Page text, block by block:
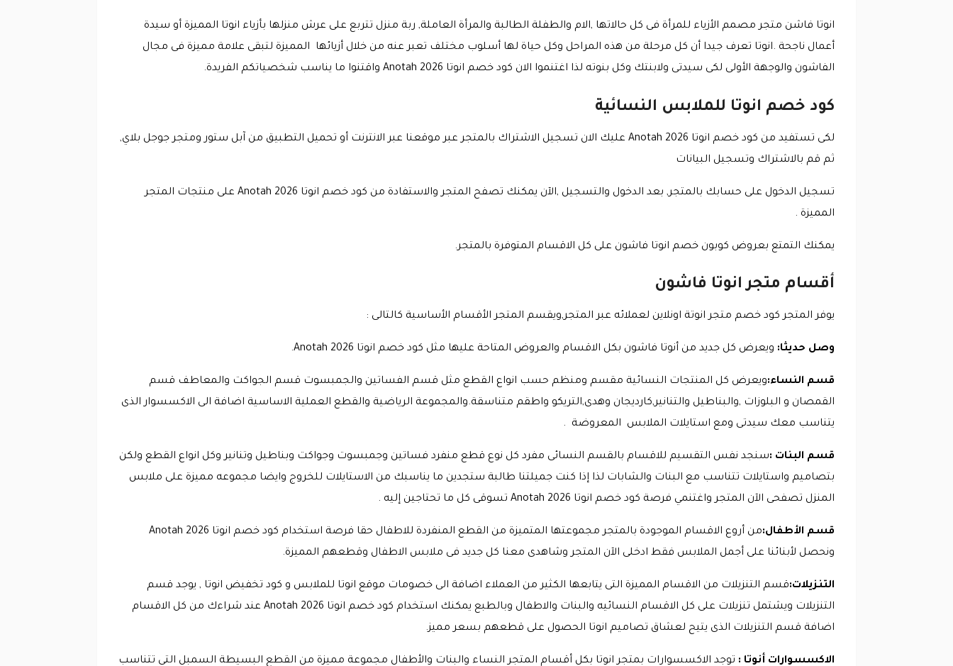
انوتا فاشن متجر مصمم الأزياء للمرأة فى كل حالاتها ,الام والطفلة الطالبة والمرأة العاملة, ربة منزل تتربع على عرش منزلها بأزياء انوتا المميزة أو سيدة
أعمال ناجحة .انوتا تعرف جيدا أن كل مرحلة من هذه المراحل وكل حياة لها أسلوب مختلف تعبر عنه من خلال أزيائها المميزة لتبقى علامة مميزة فى مجال
الفاشون والوجهة الأولى لكى سيدتى ولابنتك وكل بنوته لذا اغتنموا الان كود خصم انوتا Anotah 2026 واقتنوا ما يناسب شخصياتكم الفريدة.
كود خصم انوتا للملابس النسائية
لكى تستفيد من
كود خصم انوتا Anotah 2026 عليك الان تسجيل الاشتراك بالمتجر عبر موقعنا عبر الانترنت أو تحميل التطبيق من آبل ستور ومتجر جوجل بلاي,
ثم قم بالاشتراك وتسجيل البيانات
تسجيل الدخول على حسابك بالمتجر, بعد الدخول والتسجيل ,الآن يمكنك تصفح المتجر والاستفادة من كود خصم انوتا Anotah 2026 على منتجات المتجر
المميزة .
يمكنك التمتع بعروض كوبون خصم انوتا فاشون على كل الاقسام المتوفرة بالمتجر.
أقسام متجر انوتا فاشون
يوفر المتجر كود خصم متجر انوتة اونلاين لعملائه عبر المتجر,ويقسم المتجر الأقسام الأساسية كالتالى :
وصل حديثا: ويعرض كل جديد من أنوتا فاشون بكل الاقسام والعروض المتاحة عليها مثل كود خصم انوتا Anotah 2026.
قسم النساء:ويعرض كل المنتجات النسائية مقسم ومنظم حسب انواع القطع مثل قسم الفساتين والجمبسوت قسم الجواكت والمعاطف قسم
القمصان و البلوزات ,والبناطيل والتنانير,كارديجان وهدى,التريكو واطقم متناسقة.والمجموعة الرياضية والقطع العملية الاساسية اضافة الى الاكسسوار الذى
يتناسب معك سيدتى ومع استايلات الملابس المعروضة .
قسم البنات :سنجد نفس التقسيم للاقسام بالقسم النسائى مفرد كل نوع قطع منفرد فساتين وجمبسوت وجواكت وبناطيل وتنانير وكل انواع القطع ولكن
بتصاميم واستايلات تتناسب مع البنات والشابات لذا إذا كنت جميلتنا طالبة ستجدين ما يناسبك من الاستايلات للخروج وايضا مجموعه مميزة على ملابس
المنزل تصفحى الآن المتجر واغتنمي فرصة كود خصم انوتا Anotah 2026 تسوقى كل ما تحتاجين إليه .
قسم الأطفال:
من أروع الاقسام الموجودة بالمتجر مجموعتها المتميزة من القطع المنفردة للاطفال حقا فرصة استخدام كود خصم انوتا Anotah 2026
ونحصل لأبنائنا على أجمل الملابس فقط ادخلى الآن المتجر وشاهدى معنا كل جديد فى ملابس الاطفال وقطعهم المميزة.
التنزيلات:قسم التنزيلات من الاقسام المميزة التى يتابعها الكثير من العملاء اضافة الى خصومات موقع انوتا للملابس و كود تخفيض انوتا , يوجد قسم
التنزيلات ويشتمل تنزيلات على كل الاقسام النسائيه والبنات والاطفال وبالطبع يمكنك استخدام كود خصم انوتا Anotah 2026 عند شراءك من كل الاقسام
اضافة قسم التنزيلات الذى يتيح لعشاق تصاميم انوتا الحصول على قطعهم بسعر مميز.
الاكسسوارات أنوتا : توجد الاكسسوارات بمتجر انوتا بكل أقسام المتجر النساء والبنات والأطفال مجموعة مميزة من القطع البسيطة السمبل التي تتناسب